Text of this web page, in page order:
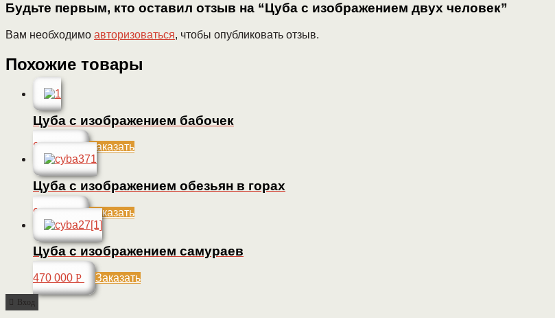
Будьте первым, кто оставил отзыв на “Цуба с изображением двух человек”
Вам необходимо авторизоваться, чтобы опубликовать отзыв.
Похожие товары
Цуба с изображением бабочек
85 000Р Заказать
Цуба с изображением обезьян в горах
95 000Р Заказать
Цуба с изображением самураев
470 000 Р Заказать
Вход